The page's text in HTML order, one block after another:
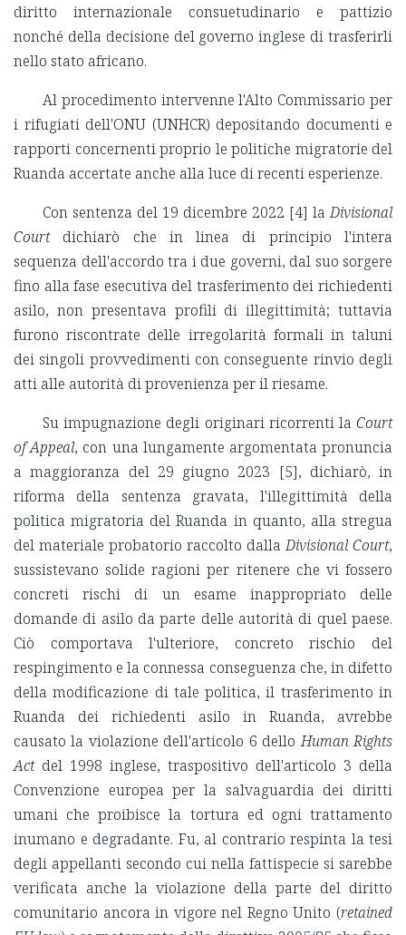
diritto internazionale consuetudinario e pattizio
nonché della decisione del governo inglese di trasferirli
nello stato africano.
Al procedimento intervenne l'Alto Commissario per
i rifugiati dell'ONU (UNHCR) depositando documenti e
rapporti concernenti proprio le politiche migratorie del
Ruanda accertate anche alla luce di recenti esperienze.
Con sentenza del 19 dicembre 2022 [4] laDivisional
Courtdichiarò che in linea di principio l'intera
sequenza dell'accordo tra i due governi, dal suo sorgere
fino alla fase esecutiva del trasferimento dei richiedenti
asilo, non presentava profili di illegittimità; tuttavia
furono riscontrate delle irregolarità formali in taluni
dei singoli provvedimenti con conseguente rinvio degli
atti alle autorità di provenienza per il riesame.
Su impugnazione degli originari ricorrenti la Court
of Appeal, con una lungamente argomentata pronuncia
a maggioranza del 29 giugno 2023 [5], dichiarò, in
riforma della sentenza gravata, l'illegittimità della
politica migratoria del Ruanda in quanto, alla stregua
del materiale probatorio raccolto dallaDivisional Court,
sussistevano solide ragioni per ritenere che vi fossero
concreti rischi di un esame inappropriato delle
domande di asilo da parte delle autorità di quel paese.
Ciò comportava l'ulteriore, concreto rischio del
respingimento e la connessa conseguenza che, in difetto
della modificazione di tale politica, il trasferimento in
Ruanda dei richiedenti asilo in Ruanda, avrebbe
causato la violazione dell'articolo 6 delloHuman Rights
Actdel 1998 inglese, traspositivo dell'articolo 3 della
Convenzione europea per la salvaguardia dei diritti
umani che proibisce la tortura ed ogni trattamento
inumano e degradante. Fu, al contrario respinta la tesi
degli appellanti secondo cui nella fattispecie si sarebbe
verificata anche la violazione della parte del diritto
comunitario ancora in vigore nel Regno Unito (retained